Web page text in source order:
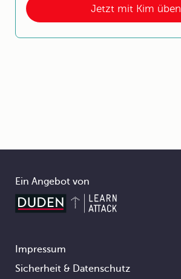
Jetzt mit Kim üben
Ein Angebot von
Footer
Impressum
Sicherheit & Datenschutz